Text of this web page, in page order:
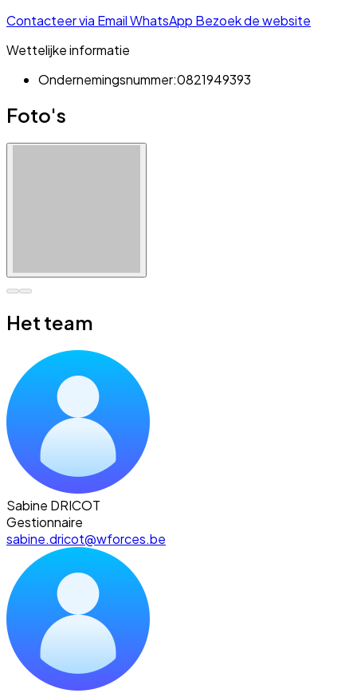
Contacteer via EmailWhatsApp Bezoek de website
Wettelijke informatie
Ondernemingsnummer:0821949393
Foto's
Het team
Sabine DRICOT
Gestionnaire
sabine.dricot@wforces.be